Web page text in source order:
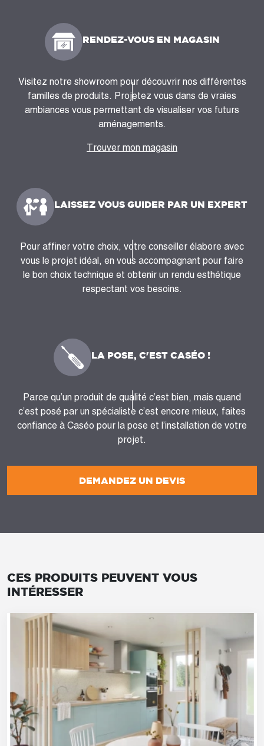
DEMANDEZ UN DEVIS
RENDEZ-VOUS EN MAGASIN
Visitez notre showroom pour découvrir nos différentes
familles de produits. Projetez vous dans de vraies
ambiances vous permettant de visualiser vos futurs
aménagements.
Trouver mon magasin
LAISSEZ VOUS GUIDER PAR UN EXPERT
Pour affiner votre choix, votre conseiller élabore avec
vous le projet idéal, en vous accompagnant pour faire
le bon choix technique et obtenir un rendu esthétique
respectant vos besoins.
LA POSE, C'EST CASÉO !
Parce qu’un produit de qualité c’est bien, mais quand
c’est posé par un spécialiste c’est encore mieux, faites
confiance à Caséo pour la pose et l’installation de votre
projet.
CES PRODUITS PEUVENT VOUS
INTÉRESSER